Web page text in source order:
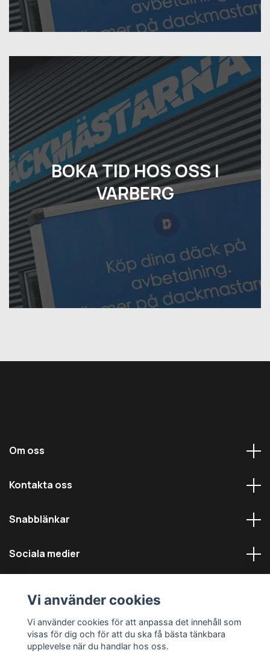
BOKA TID HOS OSS I
VARBERG
Om oss
Kontakta oss
Snabblänkar
Sociala medier
© 2026 Däckmästarna - Alla rättigheter reserverade
Vi använder cookies
Vi använder cookies för att anpassa det innehåll som
visas för dig och för att du ska få bästa tänkbara
upplevelse när du handlar hos oss.